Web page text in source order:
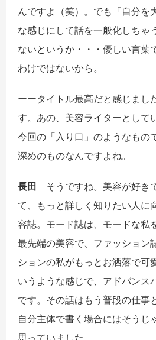
んですよ（笑）。でも「自分を
な感じにして話を一般化しちゃ
ないというか・・・優しい言葉
わけではないから。
ーータイトル最高だと感じまし
す。あの、美容ライターとして
今回の「入り口」のようなもの
深めのものなんですよね。
長田 そうですね。美容が好き
て、もっと詳しく知りたい人に
容誌。モード誌は、モードな私
最先端の美容で、ファッション
ションの私がもっとお洒落で可
いうような感じで、アドバンス
です。その話はもう普段の仕事
自分主体で書く場合にはそうじ
思っていました。